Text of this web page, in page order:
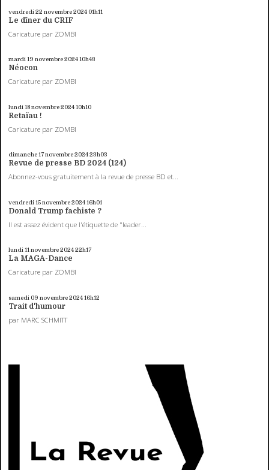
vendredi 22 novembre 2024 01h11
Le dîner du CRIF
Caricature par ZOMBI
mardi 19 novembre 202410h43
Néocon
Caricature par ZOMBI
lundi 18novembre 202410h10
Retaïau !
Caricature par ZOMBI
dimanche 17novembre 202423h03
Revue de presse BD 2024 (124)
Abonnez-vous gratuitement à la revue de presse BD et...
vendredi 15novembre 202416h01
Donald Trump fachiste ?
Il est assez évident que l'étiquette de "leader...
lundi 11novembre 202422h17
La MAGA-Dance
Caricature par ZOMBI
samedi 09 novembre 202416h12
Trait d'humour
par MARC SCHMITT